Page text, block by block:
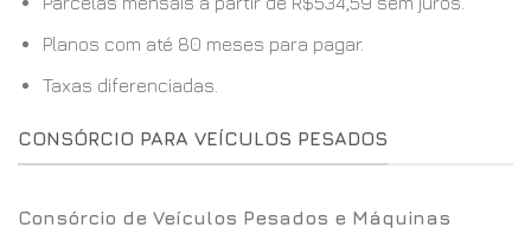
Planos com até 80 meses para pagar.
Taxas diferenciadas.
CONSÓRCIO PARA VEÍCULOS PESADOS
Consórcio de Veículos Pesados e Máquinas